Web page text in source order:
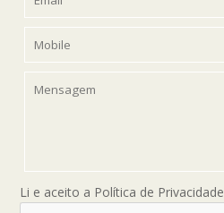
Li e aceito a Política de Privacidade